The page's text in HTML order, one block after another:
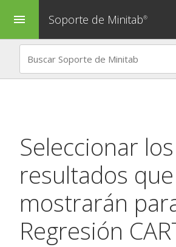
menu Soporte de Minitab®
Seleccionar los
resultados
mostrarán
Regresión